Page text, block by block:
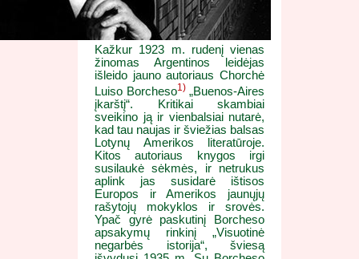
Kažkur 1923 m. rudenį vienas
žinomas Argentinos leidėjas
išleido jauno autoriaus Chorchė
Luiso Borcheso1)„Buenos-Aires
įkarštį“. Kritikai skambiai
sveikino ją ir vienbalsiai nutarė,
kad tau naujas ir šviežias balsas
Lotynų Amerikos literatūroje.
Kitos autoriaus knygos irgi
susilaukė sėkmės, ir netrukus
aplink jas susidarė ištisos
Europos ir Amerikos jaunųjų
rašytojų mokyklos ir srovės.
Ypač gyrė paskutinį Borcheso
apsakymų rinkinį „Visuotinė
negarbės istorija“, šviesą